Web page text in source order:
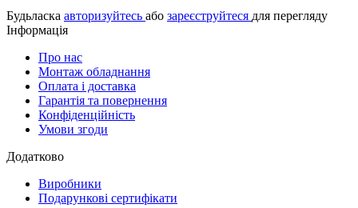
Будьласка авторизуйтесь або зареєструйтеся для перегляду
Інформація
Про нас
Монтаж обладнання
Оплата і доставка
Гарантія та повернення
Конфіденційність
Умови згоди
Додатково
Виробники
Подарункові сертифікати